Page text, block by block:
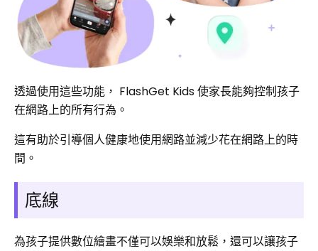
透過使用這些功能， FlashGet Kids 使家長能夠控制孩子
在網路上的所有行為。
這有助於引導個人健康地使用網路並減少花在網路上的時
間。
底線
為孩子提供數位繪畫不僅可以娛樂和放鬆，還可以讓孩子